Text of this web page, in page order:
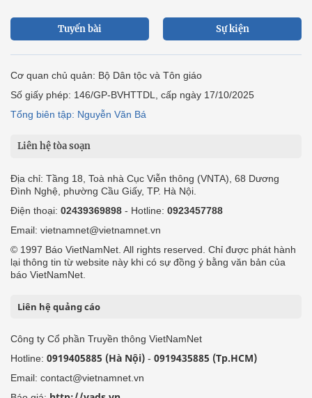
Tuyến bài Sự kiện
Cơ quan chủ quản: Bộ Dân tộc và Tôn giáo
Số giấy phép: 146/GP-BVHTTDL, cấp ngày 17/10/2025
Tổng biên tập: Nguyễn Văn Bá
Liên hệ tòa soạn
Địa chỉ: Tầng 18, Toà nhà Cục Viễn thông (VNTA), 68 Dương
Đình Nghệ, phường Cầu Giấy, TP. Hà Nội.
Điện thoại: 02439369898 - Hotline: 0923457788
Email: vietnamnet@vietnamnet.vn
© 1997 Báo VietNamNet. All rights reserved. Chỉ được phát hành
lại thông tin từ website này khi có sự đồng ý bằng văn bản của
báo VietNamNet.
Liên hệ quảng cáo
Công ty Cổ phần Truyền thông VietNamNet
Hotline: 0919405885 (Hà Nội) - 0919435885 (Tp.HCM)
Email: contact@vietnamnet.vn